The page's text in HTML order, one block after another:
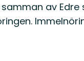
av